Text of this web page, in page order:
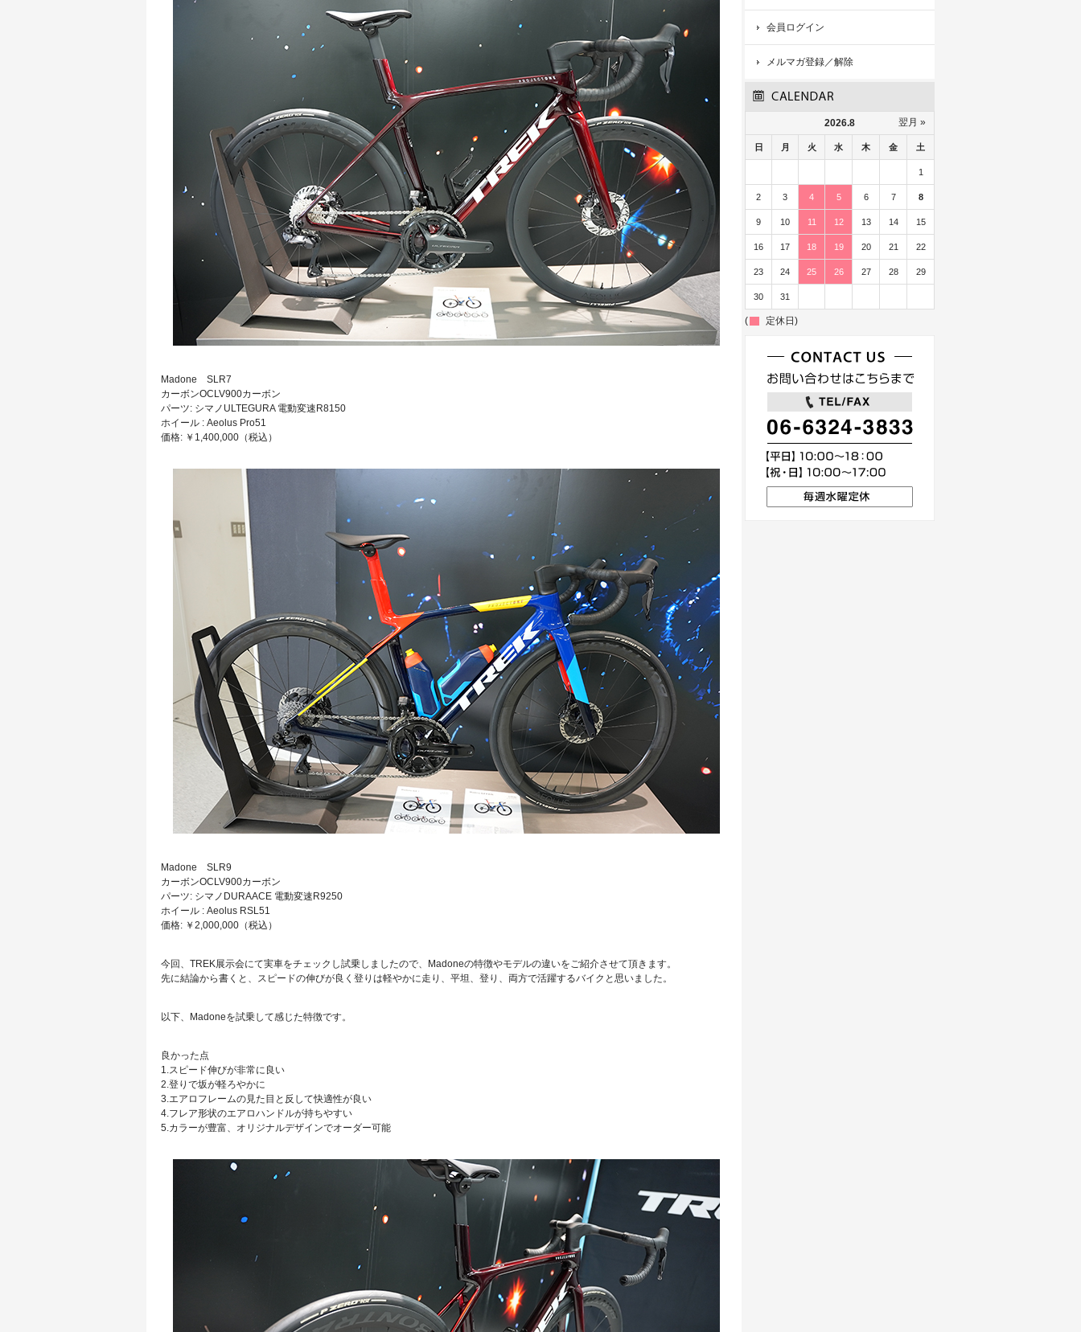
Madone SLR7
カーボンOCLV900カーボン
パーツ: シマノULTEGURA 電動変速R8150
ホイール : Aeolus Pro51
価格: ￥1,400,000（税込）
Madone SLR9
カーボンOCLV900カーボン
パーツ: シマノDURAACE 電動変速R9250
ホイール : Aeolus RSL51
価格: ￥2,000,000（税込）
今回、TREK展示会にて実車をチェックし試乗しましたので、Madoneの特徴やモデルの違いをご紹介させて頂きます。
先に結論から書くと、スピードの伸びが良く登りは軽やかに走り、平坦、登り、両方で活躍するバイクと思いました。
以下、Madoneを試乗して感じた特徴です。
良かった点
1.スピード伸びが非常に良い
2.登りで坂が軽ろやかに
3.エアロフレームの見た目と反して快適性が良い
4.フレア形状のエアロハンドルが持ちやすい
5.カラーが豊富、オリジナルデザインでオーダー可能
会員ログイン
メルマガ登録／解除
2026.8 翌月 »
日 月 火 水 木 金 土
1
2 3 4 5 6 7 8
9 10 11 12 13 14 15
16 17 18 19 20 21 22
23 24 25 26 27 28 29
30 31
( 定休日)